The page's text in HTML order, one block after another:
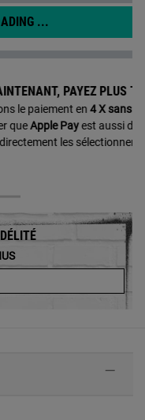
...
PLUS TARD​
en4 X sans frais avec
est aussi disponible !
sélectionner sur la page